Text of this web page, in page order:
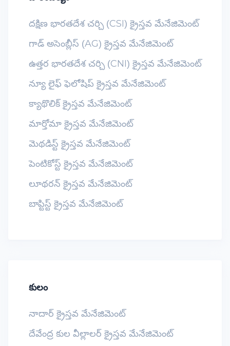
దక్షిణ భారతదేశ చర్చి (CSI) క్రైస్తవ మేనేజిమెంట్
గాడ్ అసెంబ్లీస్ (AG) క్రైస్తవ మేనేజిమెంట్
ఉత్తర భారతదేశ చర్చి (CNI) క్రైస్తవ మేనేజిమెంట్
న్యూ లైఫ్ ఫెలోషిప్ క్రైస్తవ మేనేజిమెంట్
క్యాథొలిక్ క్రైస్తవ మేనేజిమెంట్
మార్తోమా క్రైస్తవ మేనేజిమెంట్
మెథడిస్ట్ క్రైస్తవ మేనేజిమెంట్
పెంటికోస్ట్ క్రైస్తవ మేనేజిమెంట్
లూథరన్ క్రైస్తవ మేనేజిమెంట్
బాప్టిస్ట్ క్రైస్తవ మేనేజిమెంట్
కులం
నాదార్ క్రైస్తవ మేనేజిమెంట్
దేవేంద్ర కుల వీల్లాలర్ క్రైస్తవ మేనేజిమెంట్